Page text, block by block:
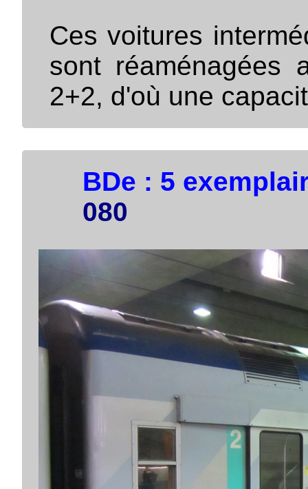
Ces voitures
sont réaménagées
2+2, d'où une
BDe : 5
080